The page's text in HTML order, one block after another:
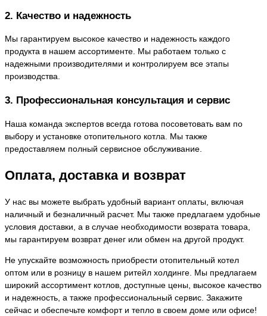
2. Качество и надежность
Мы гарантируем высокое качество и надежность каждого
продукта в нашем ассортименте. Мы работаем только с
надежными производителями и контролируем все этапы
производства.
3. Профессиональная консультация и сервис
Наша команда экспертов всегда готова посоветовать вам по
выбору и установке отопительного котла. Мы также
предоставляем полный сервисное обслуживание.
Оплата, доставка и возврат
У нас вы можете выбрать удобный вариант оплаты, включая
наличный и безналичный расчет. Мы также предлагаем удобные
условия доставки, а в случае необходимости возврата товара,
мы гарантируем возврат денег или обмен на другой продукт.
Не упускайте возможность приобрести отопительный котел
оптом или в розницу в нашем ритейл холдинге. Мы предлагаем
широкий ассортимент котлов, доступные цены, высокое качество
и надежность, а также профессиональный сервис. Закажите
сейчас и обеспечьте комфорт и тепло в своем доме или офисе!